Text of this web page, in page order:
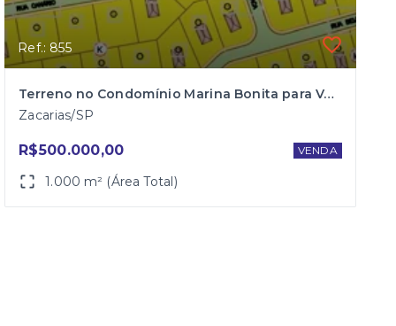
Ref.: 855
Terreno no Condomínio Marina Bonita para Venda
Zacarias/SP
R$500.000,00 VENDA
1.000 m² (Área Total)